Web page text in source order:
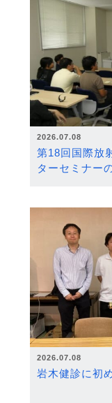
2026.07.08
第18回国際放
ターセミナー
2026.07.08
岩木健診に初